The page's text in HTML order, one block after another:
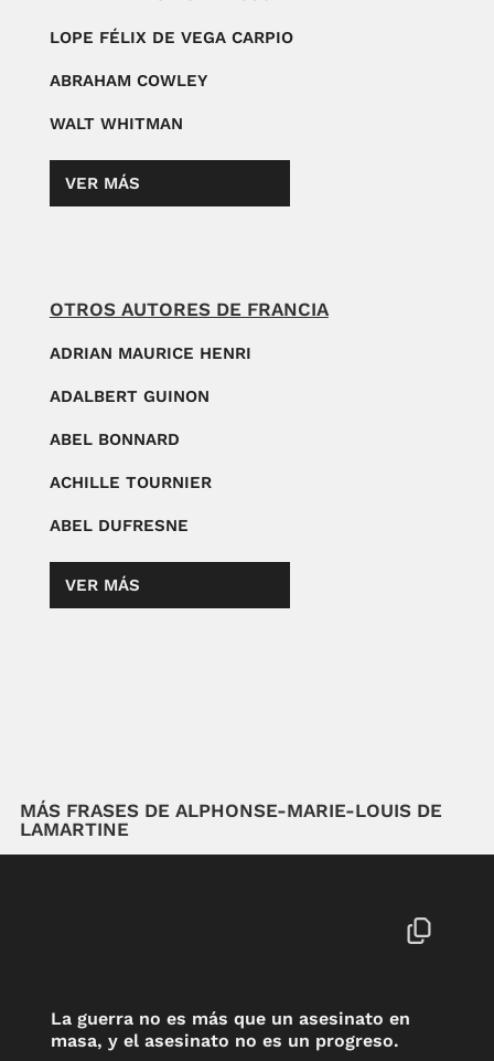
LOPE FÉLIX DE VEGA CARPIO
ABRAHAM COWLEY
WALT WHITMAN
VER MÁS
OTROS AUTORES DE FRANCIA
ADRIAN MAURICE HENRI
ADALBERT GUINON
ABEL BONNARD
ACHILLE TOURNIER
ABEL DUFRESNE
VER MÁS
MÁS FRASES DE ALPHONSE-MARIE-LOUIS DE
LAMARTINE
La guerra no es más que un asesinato en
masa, y el asesinato no es un progreso.